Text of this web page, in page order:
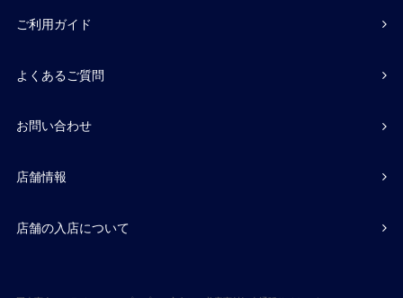
ご利用ガイド
よくあるご質問
お問い合わせ
店舗情報
店舗の入店について